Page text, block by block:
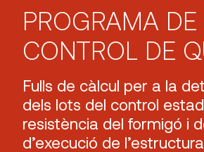
PROGRAMA DE
CONTROL DE
Fulls de càlcul per a la
dels lots del control
resistència del formigó i
d’execució de